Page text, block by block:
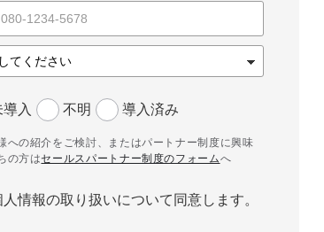
入 不明 導入済み
への紹介をご検討、またはパートナー制度に興味
の方はセールスパートナー制度のフォームへ
人情報の取り扱いについて同意します。